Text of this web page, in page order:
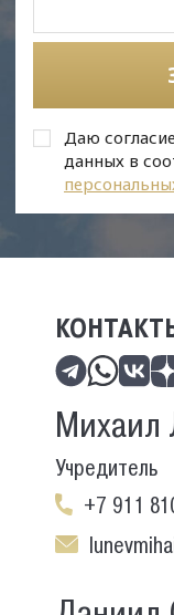
Даю
данных в
Михаил
Учредитель
+7 911